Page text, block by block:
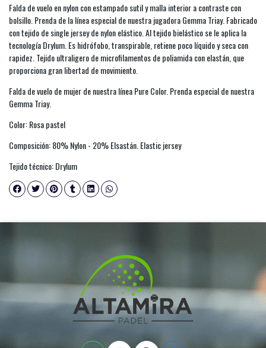
Falda de vuelo en nylon con estampado sutil y malla interior a contraste con
bolsillo. Prenda de la línea especial de nuestra jugadora Gemma Triay. Fabricado
con tejido de single jersey de nylon elástico. Al tejido bielástico se le aplica la
tecnología Drylum. Es hidrófobo, transpirable, retiene poco líquido y seca con
rapidez. Tejido ultraligero de microfilamentos de poliamida con elastán, que
proporciona gran libertad de movimiento.
Falda de vuelo de mujer de nuestra línea Pure Color. Prenda especial de nuestra
Gemma Triay.
Color: Rosa pastel
Composición: 80% Nylon - 20% Elsastán. Elastic jersey
Tejido técnico: Drylum